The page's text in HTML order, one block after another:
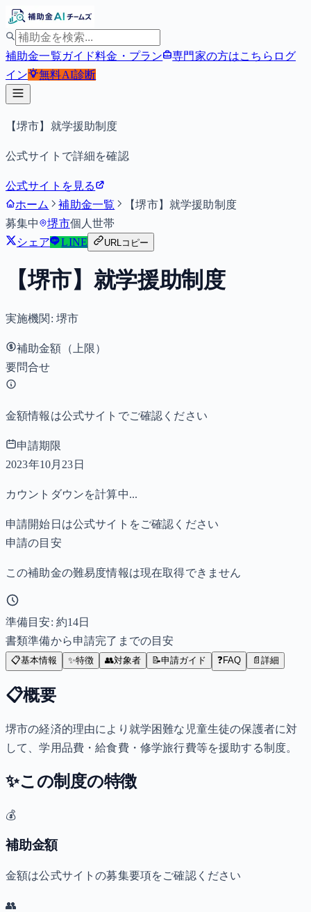
補助金一覧ガイド料金・プラン 専門家の方はこちら ログ
イン
無料AI診断
【堺市】就学援助制度
公式サイトで詳細を確認
公式サイトを見る
ホーム
補助金一覧
【堺市】就学援助制度
募集中
堺市個人世帯
シェア
LINE URLコピー
【堺市】就学援助制度
実施機関: 堺市
補助金額（上限）
要問合せ
金額情報は公式サイトでご確認ください
申請期限
2023年10月23日
カウントダウンを計算中...
申請開始日は公式サイトをご確認ください
申請の目安
この補助金の難易度情報は現在取得できません
準備目安: 約14日
書類準備から申請完了までの目安
📋基本情報 ✨特徴 👥対象者 📝申請ガイド ❓FAQ 📄 詳細
📋概要
堺市の経済的理由により就学困難な児童生徒の保護者に対
して、学用品費・給食費・修学旅行費等を援助する制度。
✨この制度の特徴
💰
補助金額
金額は公式サイトの募集要項をご確認ください
👥